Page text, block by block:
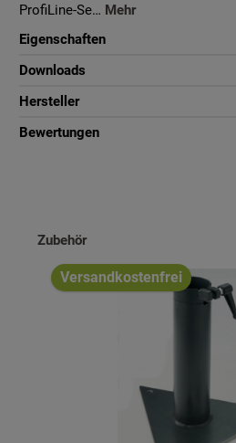
ProfiLine-Se… Mehr
Eigenschaften
Downloads
Hersteller
Bewertungen
Produktgalerie überspringen
Zubehör
Versandkostenfrei